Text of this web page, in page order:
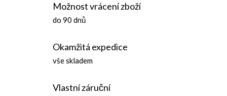
Možnost vrácení zboží
do 90 dnů
Okamžitá expedice
vše skladem
Vlastní záruční